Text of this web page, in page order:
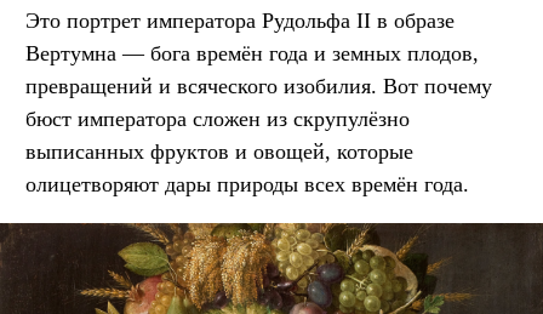
Это портрет императора Рудольфа II в образе
Вертумна — бога времён года и земных плодов,
превращений и всяческого изобилия. Вот почему
бюст императора сложен из скрупулёзно
выписанных фруктов и овощей, которые
олицетворяют дары природы всех времён года.